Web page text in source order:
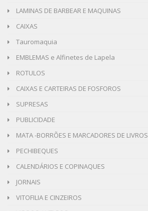
LAMINAS DE BARBEAR E MAQUINAS
CAIXAS
Tauromaquia
EMBLEMAS e Alfinetes de Lapela
ROTULOS
CAIXAS E CARTEIRAS DE FOSFOROS
SUPRESAS
PUBLICIDADE
MATA -BORRÕES E MARCADORES DE LIVROS
PECHIBEQUES
CALENDÁRIOS E COPINAQUES
JORNAIS
VITOFILIA E CINZEIROS